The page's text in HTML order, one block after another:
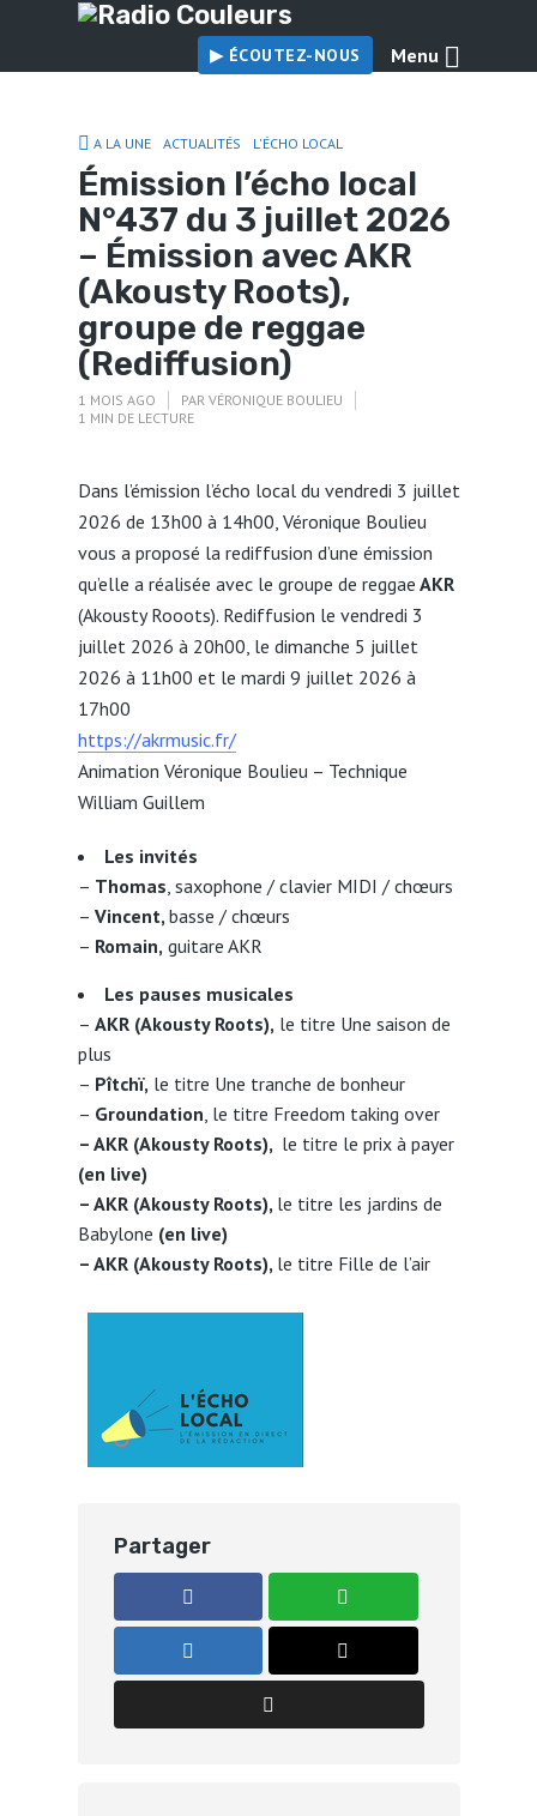
▶︎ ÉCOUTEZ-NOUS Menu
A LA UNE ACTUALITÉS L'ÉCHO LOCAL
Émission l’écho local
N°437 du 3 juillet 2026
– Émission avec AKR
(Akousty Roots),
groupe de reggae
(Rediffusion)
1 MOIS AGO PAR VÉRONIQUE BOULIEU
1 MIN DE LECTURE
Dans l’émission l’écho local du vendredi 3 juillet
2026 de 13h00 à 14h00, Véronique Boulieu
vous a proposé la rediffusion d’une émission
qu’elle a réalisée avec le groupe de reggae AKR
(Akousty Rooots). Rediffusion le vendredi 3
juillet 2026 à 20h00, le dimanche 5 juillet
2026 à 11h00 et le mardi 9 juillet 2026 à
17h00
https://akrmusic.fr/
Animation Véronique Boulieu – Technique
William Guillem
Les invités
– Thomas, saxophone / clavier MIDI / chœurs
– Vincent, basse / chœurs
– Romain, guitare AKR
Les pauses musicales
– AKR (Akousty Roots), le titre Une saison de
plus
– Pîtchï, le titre Une tranche de bonheur
– Groundation, le titre Freedom taking over
– AKR (Akousty Roots), le titre le prix à payer
(en live)
– AKR (Akousty Roots), le titre les jardins de
Babylone (en live)
– AKR (Akousty Roots), le titre Fille de l’air
Partager